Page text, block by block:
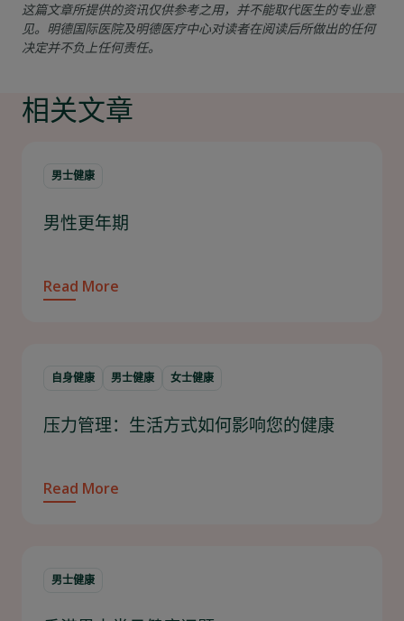
这篇文章所提供的资讯仅供参考之用，并不能取代医生的专业意
见。明德国际医院及明德医疗中心对读者在阅读后所做出的任何
决定并不负上任何责任。
相关文章
男士健康
男性更年期
Read More
自身健康 男士健康 女士健康
压力管理：生活方式如何影响您的健康
Read More
男士健康